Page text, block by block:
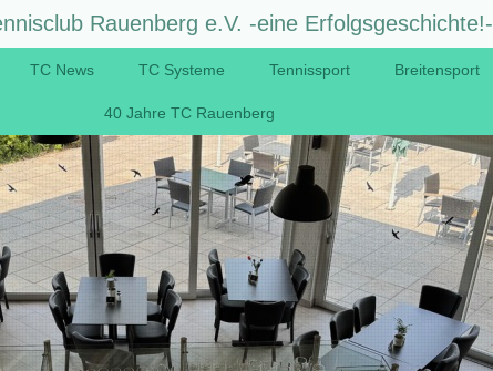
Rauenberg e.V. -eine Erfolgsgeschichte!-
TC News TC Systeme Tennissport Breitensport
40 Jahre TC Rauenberg